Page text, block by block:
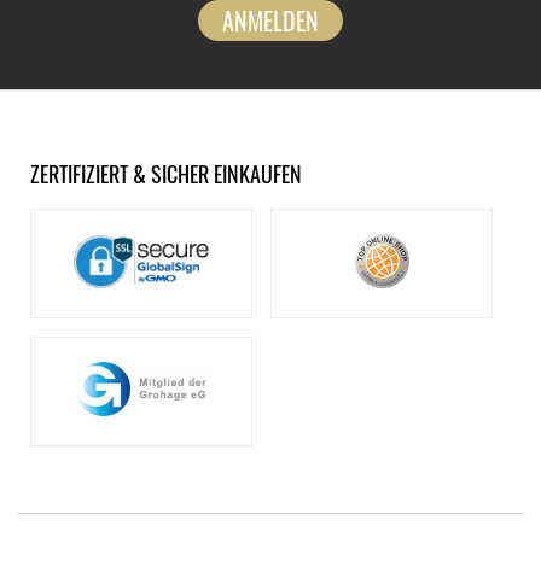
ANMELDEN
ZERTIFIZIERT & SICHER EINKAUFEN